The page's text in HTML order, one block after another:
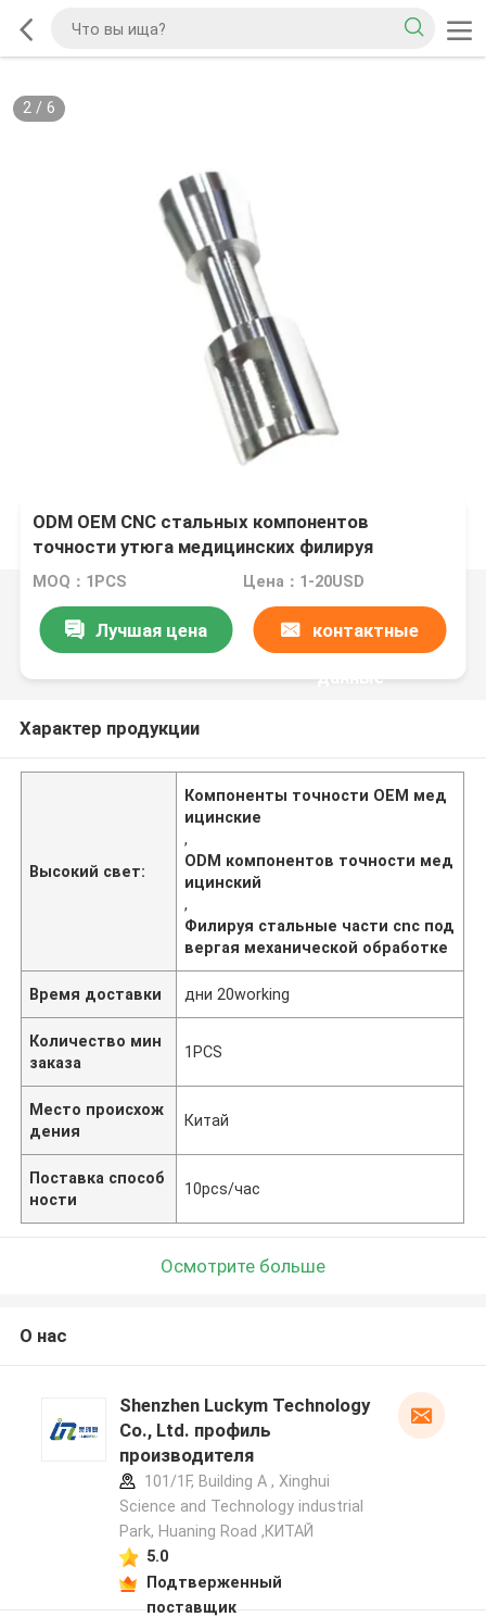
2/ 6
ODM OEM CNC стальных компонентов
точности утюга медицинских филируя
поворачивая подвергая механической
MOQ：1PCS Цена：1-20USD
Лучшая цена контактные
данные
Характер продукции
Высокий свет:
Компоненты точности OEM мед
ицинские
,
ODM компонентов точности мед
ицинский
,
Филируя стальные части cnc под
вергая механической обработке
Время доставки дни 20working
Количество мин
заказа
1PCS
Место происхож
дения
Китай
Поставка способ
ности
10pcs/час
Осмотрите больше
О нас
Shenzhen Luckym Technology
Co., Ltd. профиль
производителя
101/1F, Building A , Xinghui
Science and Technology industrial
Park, Huaning Road ,КИТАЙ
5.0
Подтверженный
поставщик